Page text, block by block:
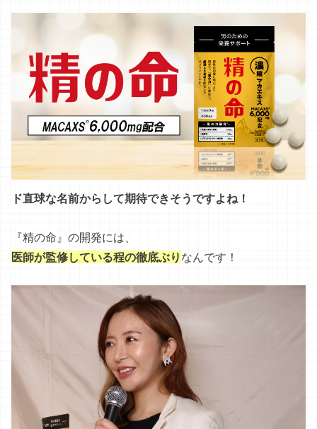
ド直球な名前からして期待できそうですよね！
『精の命』の開発には、
医師が監修している程の徹底ぶり
なんです！
山下真理子医師は、夜の悩みについての書籍も出版して
いて、不妊治療について真剣に考える医師